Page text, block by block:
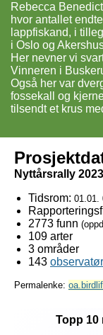
Rebecca
hvor antallet
lappfiskand, i
i Oslo og
Her nevner vi
Vinneren i
Også her var
fossekall og
tilsendt et krus
Nyttårsrally 2023
Tidsrom: 01.01.
2773 funn
109 arter
3 områder
143
Permalenke:
Topp 10Topp 10